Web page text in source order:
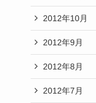
2012年10月
2012年9月
2012年8月
2012年7月